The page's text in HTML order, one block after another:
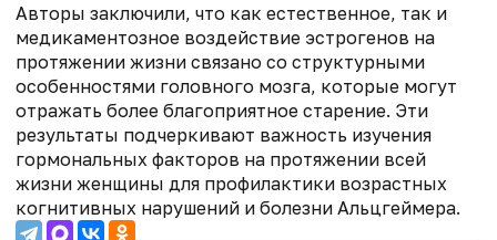
Авторы заключили, что как естественное, так и
медикаментозное воздействие эстрогенов на
протяжении жизни связано со структурными
особенностями головного мозга, которые могут
отражать более благоприятное старение. Эти
результаты подчеркивают важность изучения
гормональных факторов на протяжении всей
жизни женщины для профилактики возрастных
когнитивных нарушений и болезни Альцгеймера.